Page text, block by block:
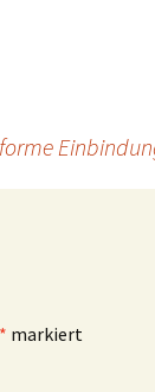
* markiert